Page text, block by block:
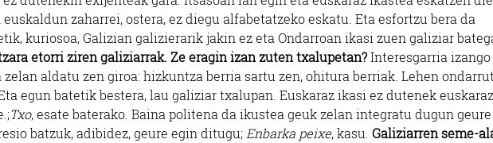
zaharrei, ostera, ez diegu alfabetatzeko eskatu. Eta esfortzu bera da
kuriosoa, Galizian galizierarik jakin ez eta Ondarroan ikasi zuen galiziar
etorri ziren galiziarrak. Ze eragin izan zuten txalupetan?Interesgarria izango
aldatu zen giroa: hizkuntza berria sartu zen, ohitura berriak. Lehen
egun batetik bestera, lau galiziar txalupan. Euskaraz ikasi ez dutenek
Txo, esate baterako. Baina politena da ikustea geuk zelan integratu dugun geure
batzuk, adibidez, geure egin ditugu; Enbarka peixe, kasu. Galiziarren seme-